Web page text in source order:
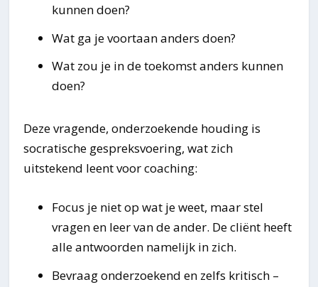
kunnen doen?
Wat ga je voortaan anders doen?
Wat zou je in de toekomst anders kunnen
doen?
Deze vragende, onderzoekende houding is
socratische gespreksvoering, wat zich
uitstekend leent voor coaching:
Focus je niet op wat je weet, maar stel
vragen en leer van de ander. De cliënt heeft
alle antwoorden namelijk in zich.
Bevraag onderzoekend en zelfs kritisch –